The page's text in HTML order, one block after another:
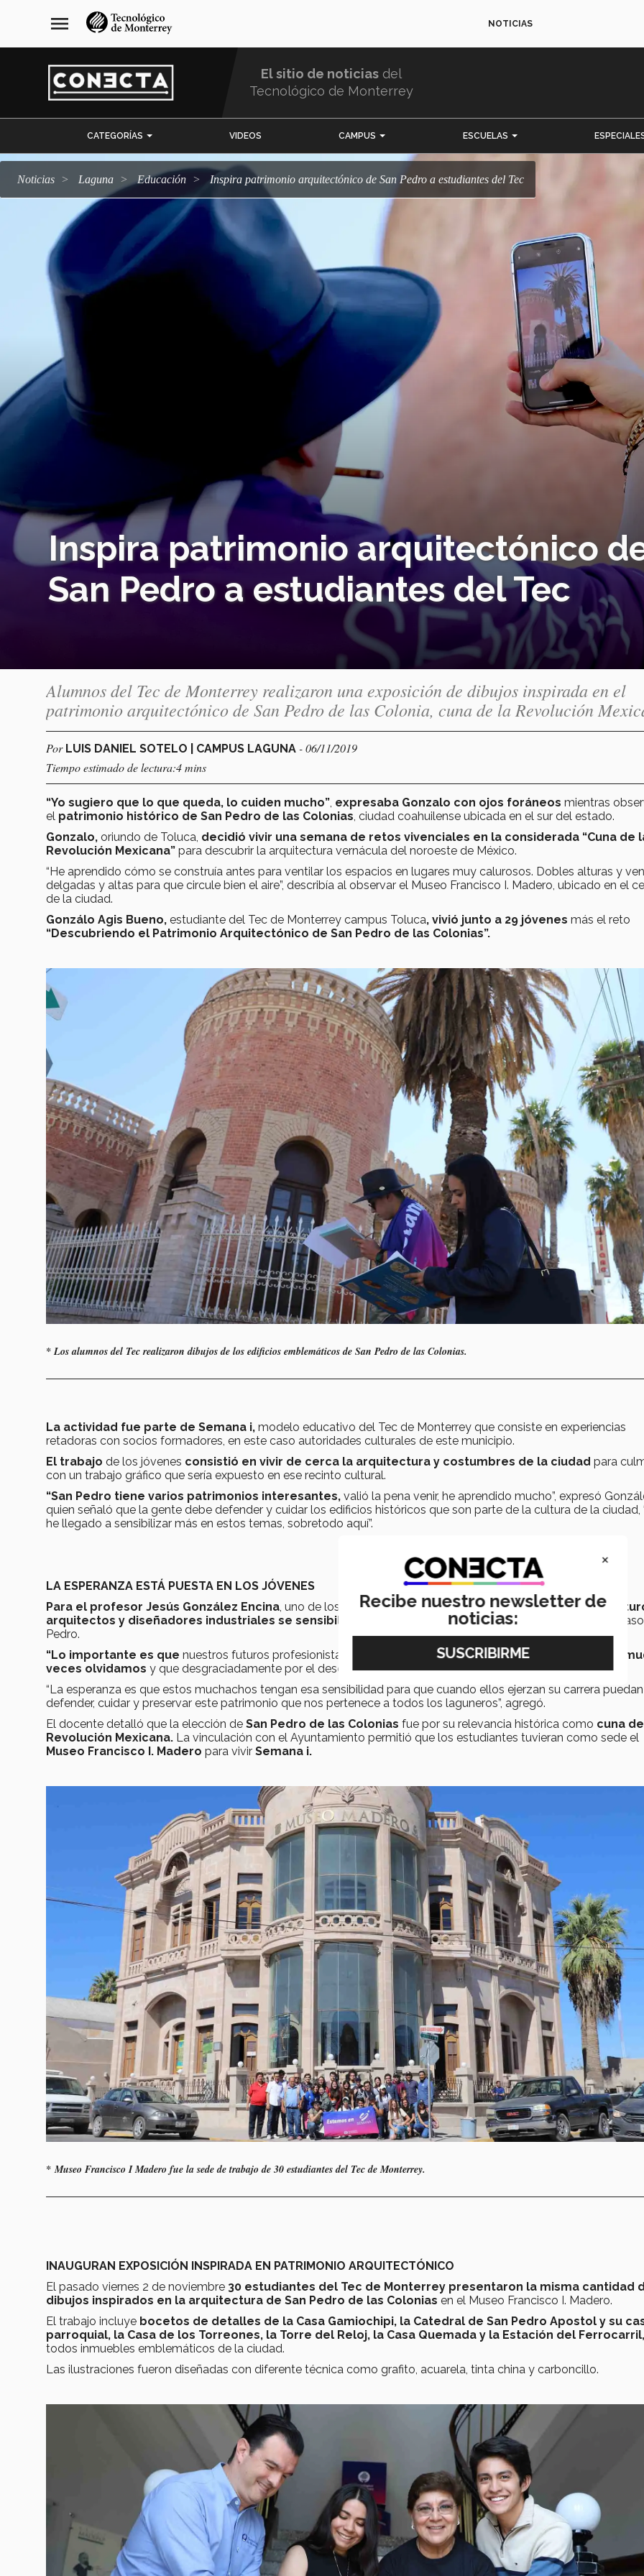
navegación
principal
menu NOTICIAS
El sitio de noticias del
Tecnológico de Monterrey
CATEGORÍAS VIDEOS CAMPUS ESCUELAS
Noticias Laguna Educación Inspira patrimonio arquitectónico de San Pedro a estudiantes del Tec
Inspira patrimonio arquitectónico
San Pedro a estudiantes del Tec
Alumnos del Tec de Monterrey realizaron una exposición de dibujos inspirada en el
patrimonio arquitectónico de San Pedro de las Colonia, cuna de la Revolución
Por LUIS DANIEL SOTELO | CAMPUS LAGUNA - 06/11/2019
Tiempo estimado de lectura:4 mins
“Yo sugiero que lo que queda, lo cuiden mucho” expresaba Gonzalo con ojos foráneos mientras
el patrimonio histórico de San Pedro de las Colonias , ciudad coahuilense ubicada en el sur del estado.
Gonzalo, oriundo de Toluca, decidió vivir una semana de retos vivenciales en la considerada “Cuna de
Revolución Mexicana” para descubrir la arquitectura vernácula del noroeste de México.
“He aprendido cómo se construía antes para ventilar los espacios en lugares muy calurosos. Dobles alturas y
delgadas y altas para que circule bien el aire”, describía al observar el Museo Francisco I. Madero, ubicado en el
de la ciudad.
Gonzálo Agis Bueno, estudiante del Tec de Monterrey campus Toluca, vivió junto a 29 jóvenes más el reto
“Descubriendo el Patrimonio Arquitectónico de San Pedro de las Colonias”.
* Los alumnos del Tec realizaron dibujos de los edificios emblemáticos de San Pedro de las Colonias.
La actividad fue parte de Semana i, modelo educativo del Tec de Monterrey que consiste en experiencias
retadoras con socios formadores, en este caso autoridades culturales de este municipio.
El trabajo de los jóvenes consistió en vivir de cerca la arquitectura y costumbres de la ciudad para
con un trabajo gráfico que sería expuesto en ese recinto cultural.
“San Pedro tiene varios patrimonios interesantes, valió la pena venir, he aprendido mucho”, expresó
quien señaló que la gente debe defender y cuidar los edificios históricos que son parte de la cultura de la ciudad,
he llegado a sensibilizar más en estos temas, sobretodo aquí”.
LA ESPERANZA ESTÁ PUESTA EN LOS JÓVENES
Para el profesor Jesús González Encina , uno de los líderes de la actividad;lo importante es que los
arquitectos y diseñadores industriales se sensibilicen
ante el patrimonio de cualquier ciudad, en este
Pedro.
“Lo importante es que nuestros futuros profesionistas
reconozcan el patrimonio arquitectónico que
veces olvidamos y que desgraciadamente por el descuido y el desconocimiento se destruye”, denunció.
“La esperanza es que estos muchachos tengan esa sensibilidad para que cuando ellos ejerzan su carrera puedan
defender, cuidar y preservar este patrimonio que nos pertenece a todos los laguneros”, agregó.
El docente detalló que la elección de San Pedro de las Colonias fue por su relevancia histórica como cuna
Revolución Mexicana. La vinculación con el Ayuntamiento permitió que los estudiantes tuvieran como sede el
Museo Francisco I. Madero para vivir Semana i.
* Museo Francisco I Madero fue la sede de trabajo de 30 estudiantes del Tec de Monterrey.
INAUGURAN EXPOSICIÓN INSPIRADA EN PATRIMONIO ARQUITECTÓNICO
El pasado viernes 2 de noviembre 30 estudiantes del Tec de Monterrey presentaron la misma cantidad
dibujos inspirados en la arquitectura de San Pedro de las Colonias en el Museo Francisco I. Madero.
El trabajo incluye bocetos de detalles de la Casa Gamiochipi, la Catedral de San Pedro Apostol y su
parroquial, la Casa de los Torreones, la Torre del Reloj, la Casa Quemada y la Estación del Ferrocarril,
todos inmuebles emblemáticos de la ciudad.
Las ilustraciones fueron diseñadas con diferente técnica como grafito, acuarela, tinta china y carboncillo.
×
Recibe nuestro newsletter de
noticias: